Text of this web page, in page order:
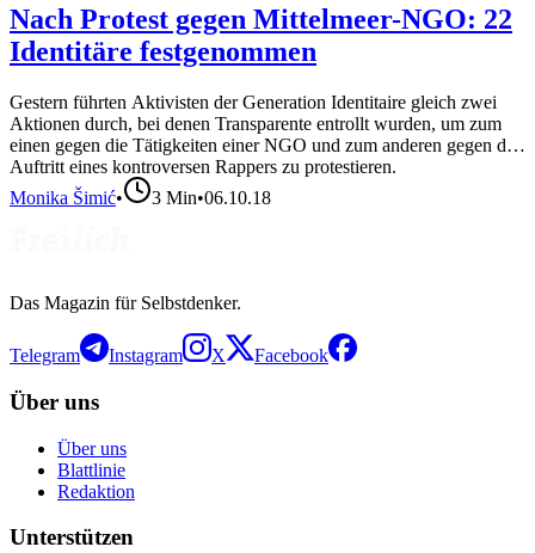
Nach Protest gegen Mittelmeer-NGO: 22
Identitäre festgenommen
Gestern führten Aktivisten der Generation Identitaire gleich zwei
Aktionen durch, bei denen Transparente entrollt wurden, um zum
einen gegen die Tätigkeiten einer NGO und zum anderen gegen den
Auftritt eines kontroversen Rappers zu protestieren.
Monika Šimić• 3 Min•06.10.18
Das Magazin für Selbstdenker.
Telegram Instagram X Facebook
Über uns
Über uns
Blattlinie
Redaktion
Unterstützen